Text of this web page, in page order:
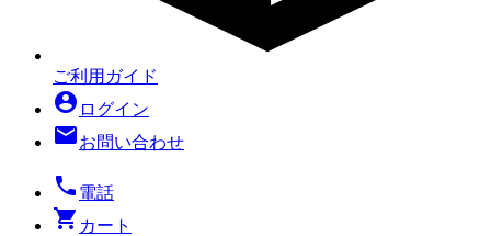
ご利用ガイド
account_circle ログイン
mailお問い合わせ
local_phone 電話
shopping_cart カート